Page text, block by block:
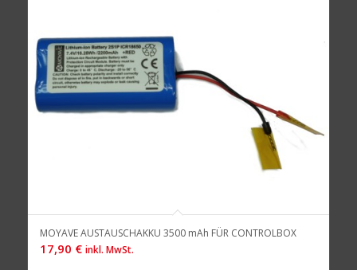
MOYAVE AUSTAUSCHAKKU 3500 mAh FÜR CONTROLBOX
17,90 € inkl. MwSt.